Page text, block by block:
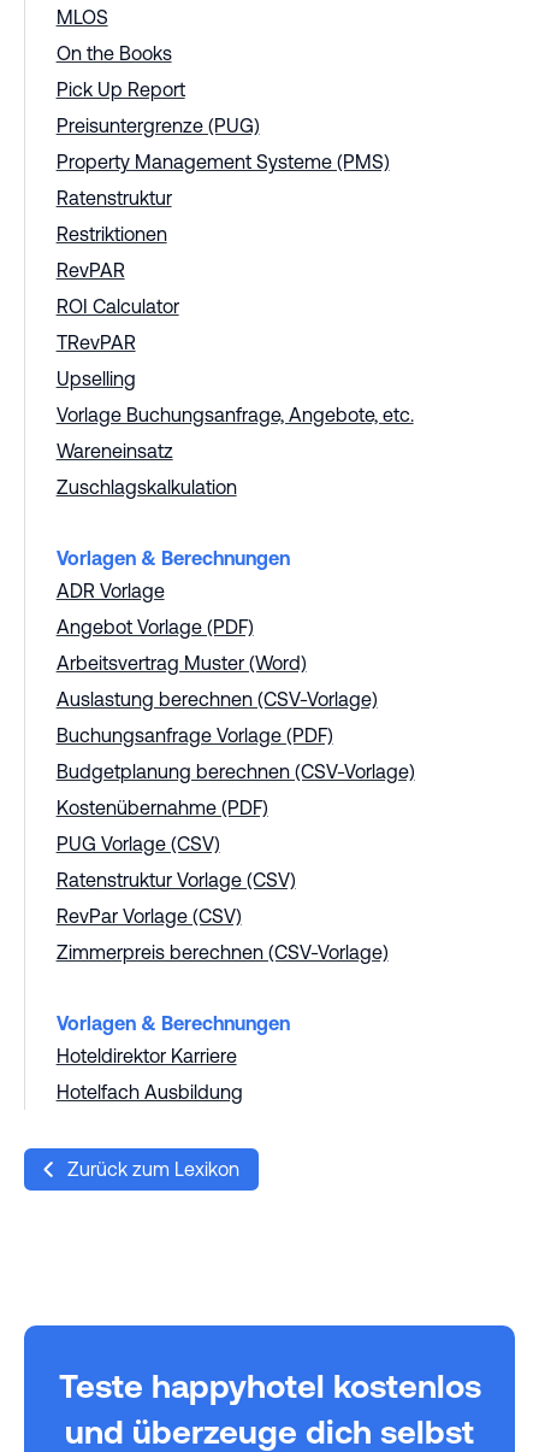
MLOS
On the Books
Pick Up Report
Preisuntergrenze (PUG)
Property Management Systeme (PMS)
Ratenstruktur
Restriktionen
RevPAR
ROI Calculator
TRevPAR
Upselling
Vorlage Buchungsanfrage, Angebote, etc.
Wareneinsatz
Zuschlagskalkulation
Vorlagen & Berechnungen
ADR Vorlage
Angebot Vorlage (PDF)
Arbeitsvertrag Muster (Word)
Auslastung berechnen (CSV-Vorlage)
Buchungsanfrage Vorlage (PDF)
Budgetplanung berechnen (CSV-Vorlage)
Kostenübernahme (PDF)
PUG Vorlage (CSV)
Ratenstruktur Vorlage (CSV)
RevPar Vorlage (CSV)
Zimmerpreis berechnen (CSV-Vorlage)
Vorlagen & Berechnungen
Hoteldirektor Karriere
Hotelfach Ausbildung
Zurück zum Lexikon
Teste happyhotel kostenlos
und überzeuge dich selbst